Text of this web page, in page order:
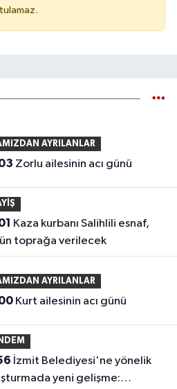
AYRILANLAR
Zorlu ailesinin acı günü
toprağa verilecek
AYRILANLAR
Kurt ailesinin acı günü
yeni gelişme: